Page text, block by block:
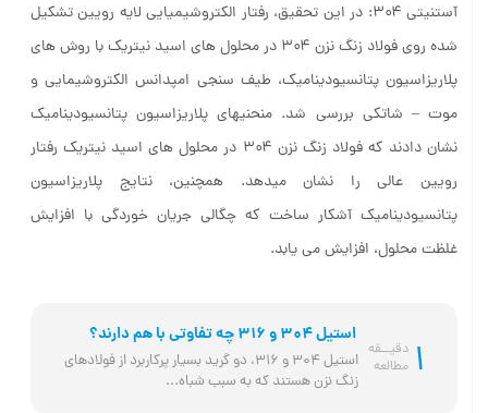
آستنیتی ۳۰۴: در این تحقیق، رفتار الکتروشیمیایی لایه رویین تشکیل
شده روی فولاد زنگ نزن ۳۰۴ در محلول های اسید نیتریک با روش های
پلاریزاسیون پتانسیودینامیک، طیف سنجی امپدانس الکتروشیمایی و
موت – شاتکی بررسی شد. منحنیهای پلاریزاسیون پتانسیودینامیک
نشان دادند که فولاد زنگ نزن ۳۰۴ در محلول های اسید نیتریک رفتار
رویین عالی را نشان میدهد. همچنین، نتایج پلاریزاسیون
پتانسیودینامیک آشکار ساخت که چگالی جریان خوردگی با افزایش
غلظت محلول، افزایش می یابد.
1 دقیــقه
مطالعه
استیل 304 و 316 چه تفاوتی با هم دارند؟
زنگ نزن هستند که به سبب شباه...